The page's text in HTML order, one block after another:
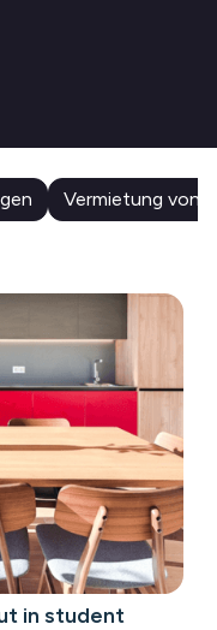
Vermietung von
in student